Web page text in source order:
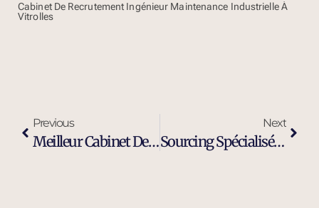
Cabinet De Recrutement Ingénieur Maintenance Industrielle À
Vitrolles
Previous
Meilleur Cabinet De Recrutement Executive Search À Grasse
Next
Sourcing Spécialisé Profil Industriel À Grasse